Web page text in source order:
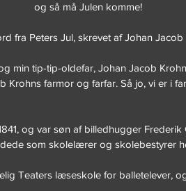
og så må Julen komme!
fra Peters Jul, skrevet af Johan Jacob
min tip-tip-oldefar, Johan Jacob
Krohns farmor og farfar. Så jo, vi er i
og var søn af billedhugger Frederik
som skolelærer og skolebestyrer
Teaters læseskole for balletelever,